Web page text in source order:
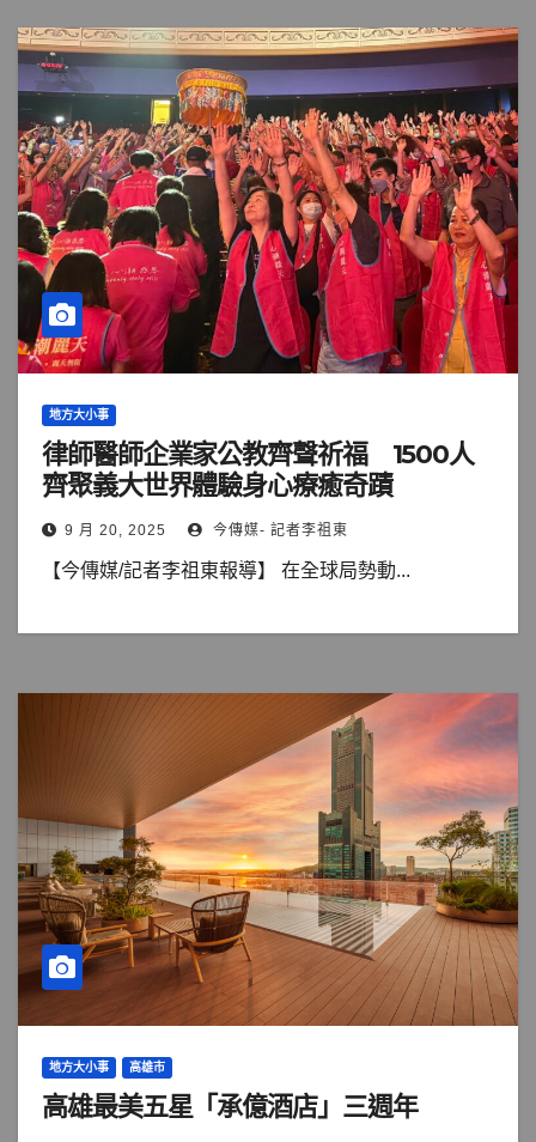
地方大小事
律師醫師企業家公教齊聲祈福 1500人
齊聚義大世界體驗身心療癒奇蹟
9 月 20, 2025 今傳媒- 記者李祖東
【今傳媒/記者李祖東報導】 在全球局勢動...
地方大小事 高雄市
高雄最美五星「承億酒店」三週年